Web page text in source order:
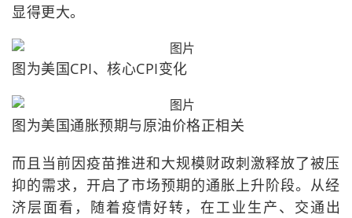
显得更大。
图为美国CPI、核心CPI变化
图为美国通胀预期与原油价格正相关
而且当前因疫苗推进和大规模财政刺激释放了被压
抑的需求，开启了市场预期的通胀上升阶段。从经
济层面看，随着疫情好转，在工业生产、交通出